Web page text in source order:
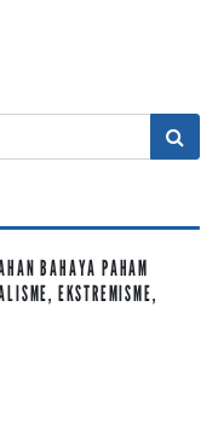
BAHAYA PAHAM
EKSTREMISME,